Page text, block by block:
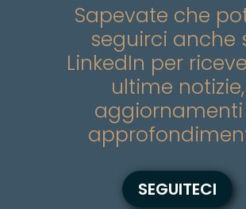
Sapevate che
seguirci anche
LinkedIn per
ultime notizie,
aggiornamenti
SEGUITECI